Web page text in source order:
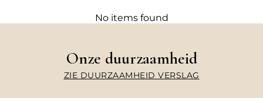
No items found
Onze duurzaamheid
ZIE DUURZAAMHEID VERSLAG